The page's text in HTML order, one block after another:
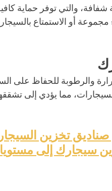
شفافة، والتي توفر حماية
أو الاستمتاع
والرطوبة للحفاظ على
مما يؤدي إلى
تخزين
سيجارك إلى